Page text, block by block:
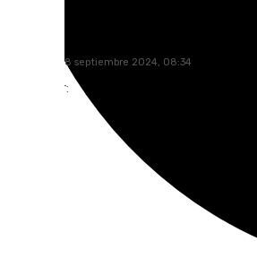
miércoles, 18 septiembre 2024, 08:34
Compartir: